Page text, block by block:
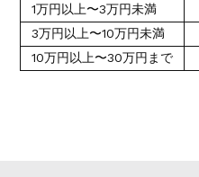
1万円以上〜3万円未満
3万円以上〜10万円未満
10万円以上〜30万円まで